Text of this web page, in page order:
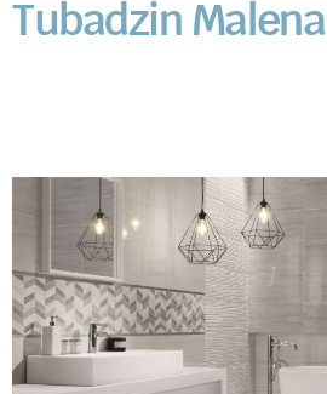
Tubadzin Malena